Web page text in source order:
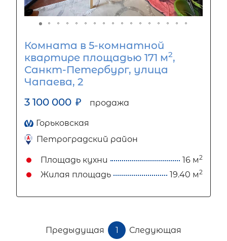
Комната в 5-комнатной
квартире площадью 171 м2,
Санкт-Петербург, улица
Чапаева, 2
3 100 000 ₽ продажа
Горьковская
Петроградский район
Площадь кухни 16 м2
Жилая площадь 19.40 м2
Предыдущая 1 Следующая